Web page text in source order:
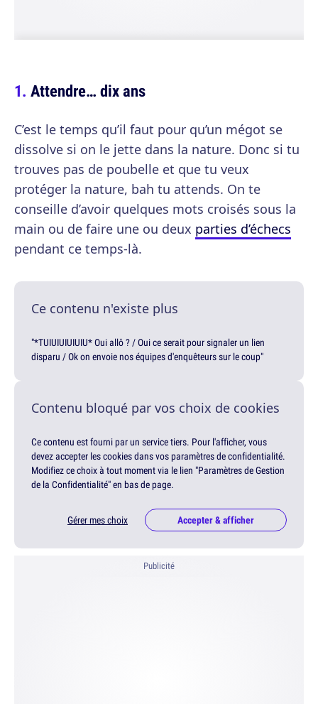
Attendre… dix ans
C’est le temps qu’il faut pour qu’un mégot se
dissolve si on le jette dans la nature. Donc si tu
trouves pas de poubelle et que tu veux
protéger la nature, bah tu attends. On te
conseille d’avoir quelques mots croisés sous la
main ou de faire une ou deux parties d’échecs
pendant ce temps-là.
Ce contenu n'existe plus
"*TUIUIUIUIUIU* Oui allô ? / Oui ce serait pour signaler un lien
disparu / Ok on envoie nos équipes d'enquêteurs sur le coup"
Contenu bloqué par vos choix de cookies
Ce contenu est fourni par un service tiers. Pour l'afficher, vous
devez accepter les cookies dans vos paramètres de confidentialité.
Modifiez ce choix à tout moment via le lien "Paramètres de Gestion
de la Confidentialité" en bas de page.
Gérer mes choix Accepter & afficher
Publicité